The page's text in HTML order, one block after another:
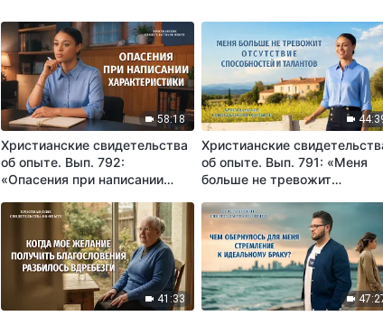
58:18
Христианские свидетельства
об опыте. Вып. 792:
«Опасения при написании
Христианские
об опыте. Вып. 791: «Меня
больше не тревожит
талантов»
41:33